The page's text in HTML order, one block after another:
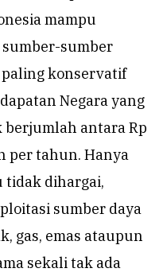
mampu
sumber
paling konservatif
Negara yang
antara Rp
per tahun. Hanya
tidak dihargai,
sumber daya
gas, emas ataupun
sekali tak ada